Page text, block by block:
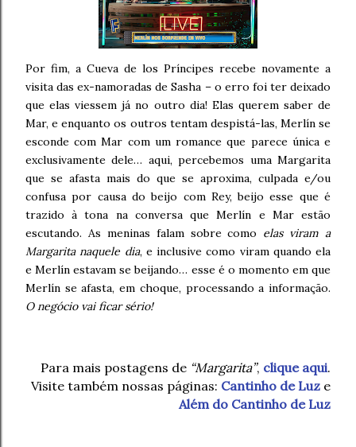
Por fim, a Cueva de los Príncipes recebe novamente a
visita das ex-namoradas de Sasha – o erro foi ter deixado
que elas viessem já no outro dia! Elas querem saber de
Mar, e enquanto os outros tentam despistá-las, Merlín se
esconde com Mar com um romance que parece única e
exclusivamente dele… aqui, percebemos uma Margarita
que se afasta mais do que se aproxima, culpada e/ou
confusa por causa do beijo com Rey, beijo esse que é
trazido à tona na conversa que Merlín e Mar estão
escutando. As meninas falam sobre como elas viram a
Margarita naquele dia, e inclusive como viram quando ela
e Merlín estavam se beijando… esse é o momento em que
Merlín se afasta, em choque, processando a informação.
O negócio vai ficar sério!
Para mais postagens de “Margarita”, clique aqui.
Visite também nossas páginas: Cantinho de Luz e
Além do Cantinho de Luz